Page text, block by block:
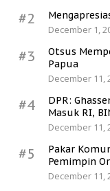
#2
December 1,
#3
Otsus
Papua
December 11,
#4
DPR:
Masuk RI,
December 11,
#5
Pakar
Pemimpin
December 11,